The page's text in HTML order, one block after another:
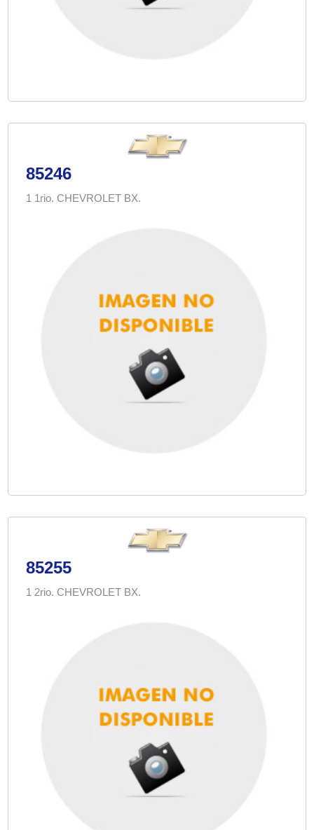
85246
1 1rio. CHEVROLET BX.
85255
1 2rio. CHEVROLET BX.